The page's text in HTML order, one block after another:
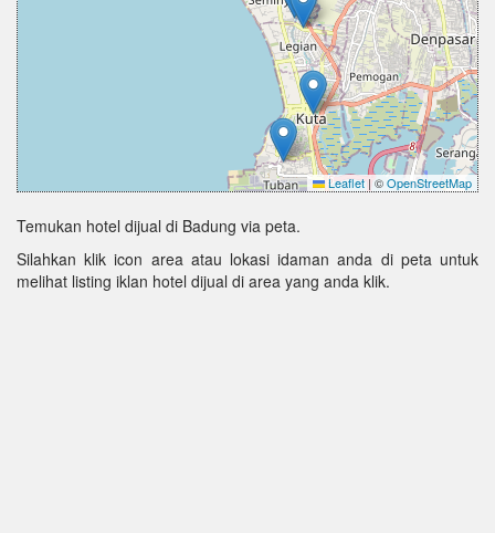
Leaflet | ©OpenStreetMap
Temukan hotel dijual di Badung via peta.
Silahkan klik icon area atau lokasi idaman anda di peta untuk
melihat listing iklan hotel dijual di area yang anda klik.